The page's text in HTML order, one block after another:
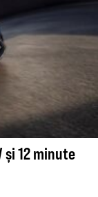
12 minute